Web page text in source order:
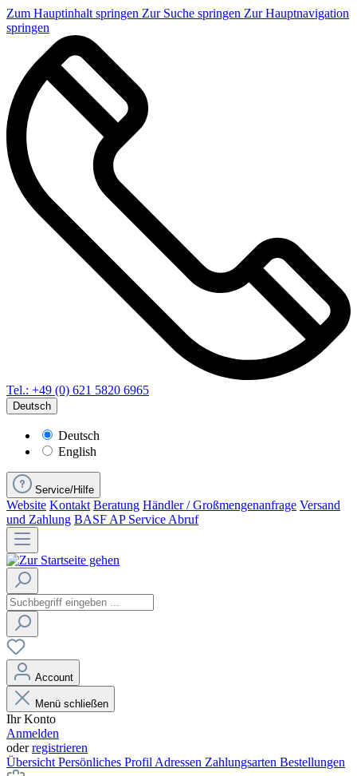
Zum Hauptinhalt springen Zur Suche springen Zur Hauptnavigation
springen
Tel.: +49 (0) 621 5820 6965
Deutsch
Deutsch
English
Service/Hilfe
Website Kontakt Beratung Händler / Großmengenanfrage Versand
und Zahlung BASF AP Service Abruf
Account
Menü schließen
Ihr Konto
Anmelden
oderregistrieren
Übersicht Persönliches Profil Adressen Zahlungsarten Bestellungen